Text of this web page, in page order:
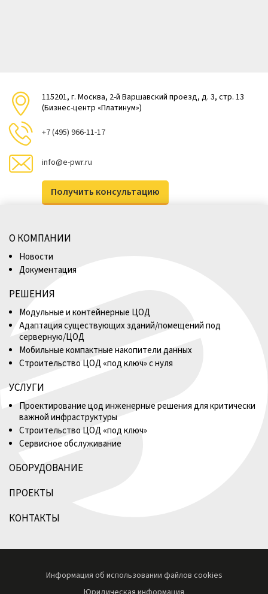
115201, г. Москва, 2-й Варшавский проезд, д. 3, стр. 13
(Бизнес-центр «Платинум»)
+7 (495) 966-11-17
info@e-pwr.ru
Получить консультацию
О КОМПАНИИ
Новости
Документация
РЕШЕНИЯ
Модульные и контейнерные ЦОД
Адаптация существующих зданий/помещений под
серверную/ЦОД
Мобильные компактные накопители данных
Строительство ЦОД «под ключ» с нуля
УСЛУГИ
Проектирование цод инженерные решения для критически
важной инфраструктуры
Строительство ЦОД «под ключ»
Сервисное обслуживание
ОБОРУДОВАНИЕ
ПРОЕКТЫ
КОНТАКТЫ
Информация об использовании файлов cookies